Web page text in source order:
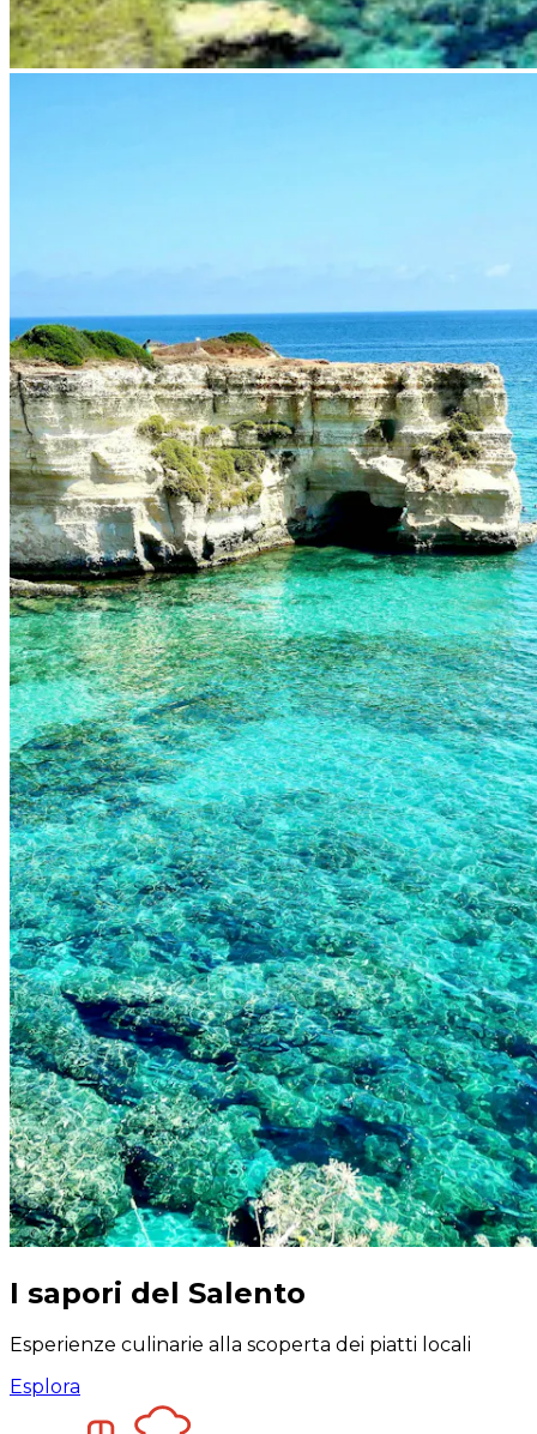
I sapori del Salento
Esperienze culinarie alla scoperta dei piatti locali
Esplora